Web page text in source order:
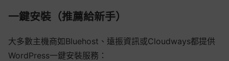
一鍵安裝（推薦給新手）
大多數主機商如Bluehost、遠振資訊或Cloudways都提供
WordPress一鍵安裝服務：